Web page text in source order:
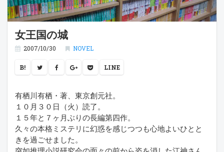
女王国の城
2007/10/30 NOVEL
B! LINE
有栖川有栖・著、東京創元社。
１０月３０日（火）読了。
１５年と７ヶ月ぶりの長編第四作。
久々の本格ミステリに幻惑を感じつつも心地よいひとと
きを過ごせました。